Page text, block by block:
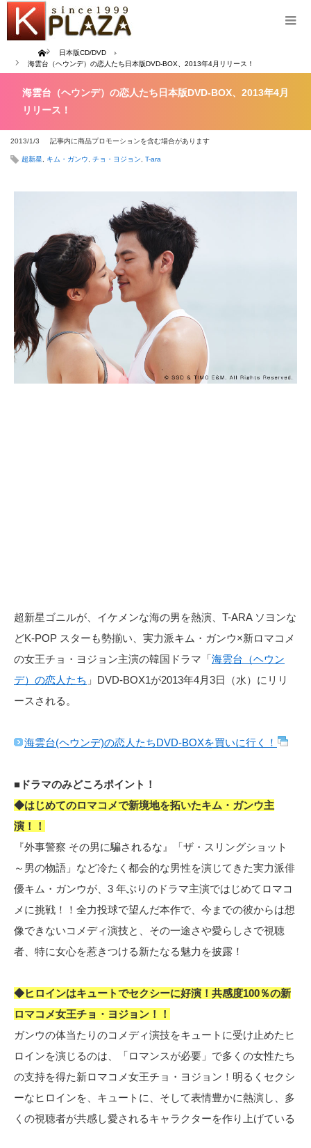
Home
日本版CD/DVD
海雲台（ヘウンデ）の恋人たち日本版DVD-BOX、2013年4月リリース！
海雲台（ヘウンデ）の恋人たち日本版DVD-BOX、2013年4月
リリース！
2013/1/3 記事内に商品プロモーションを含む場合があります
超新星 キム・ガンウ チョ・ヨジョン T-ara
超新星ゴニルが、イケメンな海の男を熱演、T-ARA ソヨンな
どK-POP スターも勢揃い、実力派キム・ガンウ×新ロマコメ
の女王チョ・ヨジョン主演の韓国ドラマ「海雲台（ヘウン
デ）の恋人たち 」DVD-BOX1が2013年4月3日（水）にリリ
ースされる。
海雲台(ヘウンデ)の恋人たちDVD-BOXを買いに行く！
■ドラマのみどころポイント！
◆はじめてのロマコメで新境地を拓いたキム・ガンウ主
演！！
『外事警察 その男に騙されるな』「ザ・スリングショット
～男の物語」など冷たく都会的な男性を演じてきた実力派俳
優キム・ガンウが、3 年ぶりのドラマ主演ではじめてロマコ
メに挑戦！！全力投球で望んだ本作で、今までの彼からは想
像できないコメディ演技と、その一途さや愛らしさで視聴
者、特に女心を惹きつける新たなる魅力を披露！
◆ヒロインはキュートでセクシーに好演！共感度100％の新
ロマコメ女王チョ・ヨジョン！！
ガンウの体当たりのコメディ演技をキュートに受け止めたヒ
ロインを演じるのは、「ロマンスが必要」で多くの女性たち
の支持を得た新ロマコメ女王チョ・ヨジョン！明るくセクシ
ーなヒロインを、キュートに、そして表情豊かに熱演し、多
くの視聴者が共感し愛されるキャラクターを作り上げている